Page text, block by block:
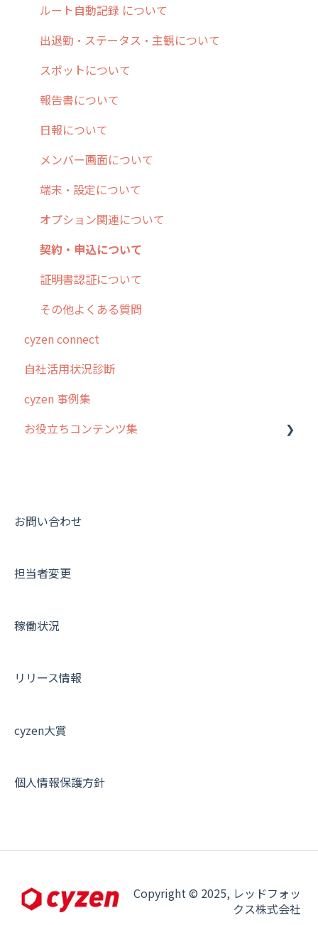
8. 用語集
9. もっと便利に利用するための設定
10.ユーザー向けおすすめの使い方
【業界業種別】cyzen設定方法
勤怠管理
活動通知
パフォーマンス
帳票出力
メッセージ・ファイル添付
商品
各種設定・その他
履歴
メンバー
メッセージ
パフォーマンス
外部リンク
お知らせ
設定
報告書・行動種別
ユーザー・グループ管理
メッセージ機能
活動通知
内線電話
商品
各種設定・ログイン
写真管理・高画質化
ダッシュボード（BI）・パフォーマンス
連携オプション
その他オプション
IP接続制限・端末認証設定
契約・その他
ルート自動記録 について
出退勤・ステータス・主観について
スポットについて
報告書について
日報について
メンバー画面について
端末・設定について
オプション関連について
契約・申込について
証明書認証について
その他よくある質問
cyzen connect
自社活用状況診断
cyzen 事例集
お役立ちコンテンツ集
動画集：共通
お問い合わせ
担当者変更
稼働状況
リリース情報
cyzen大賞
個人情報保護方針
Copyright © 2025, レッドフォッ
クス株式会社